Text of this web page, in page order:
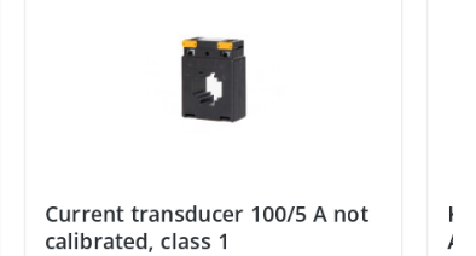
Current transducer 100/5 A not
calibrated, class 1
A